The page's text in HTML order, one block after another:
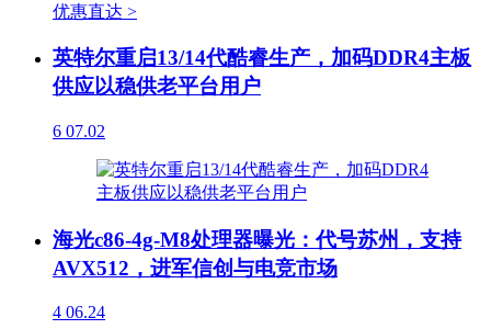
优惠直达 >
英特尔重启13/14代酷睿生产，加码DDR4主板
供应以稳供老平台用户
6 07.02
海光c86-4g-M8处理器曝光：代号苏州，支持
AVX512，进军信创与电竞市场
4 06.24